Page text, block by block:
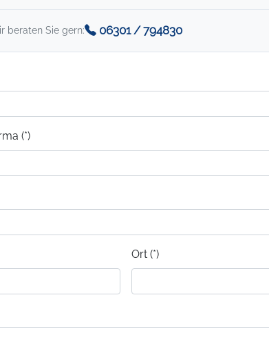
beraten Sie gern: 06301 / 794830
(*)
Ort (*)